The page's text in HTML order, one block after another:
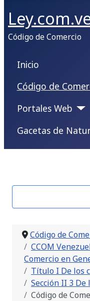
Código de Comercio
Inicio
Código de
Portales Web
Gacetas de
Código de
CCOM
Comercio en
Título I De los
Sección II 3
Código de